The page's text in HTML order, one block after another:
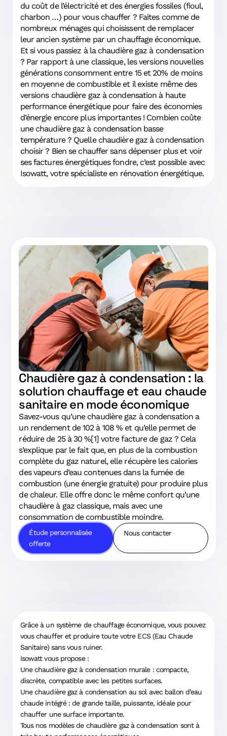
du coût de l’électricité et des énergies fossiles (fioul,
charbon …) pour vous chauffer ? Faites comme de
nombreux ménages qui choisissent de remplacer
leur ancien système par un chauffage économique.
Et si vous passiez à la chaudière gaz à condensation
? Par rapport à une classique, les versions nouvelles
générations consomment entre 15 et 20% de moins
en moyenne de combustible et il existe même des
versions chaudière gaz à condensation à haute
performance énergétique pour faire des économies
d’énergie encore plus importantes ! Combien coûte
une chaudière gaz à condensation basse
température ? Quelle chaudière gaz à condensation
choisir ? Bien se chauffer sans dépenser plus et voir
ses factures énergétiques fondre, c’est possible avec
Isowatt, votre spécialiste en rénovation énergétique.
Chaudière gaz à condensation : la
solution chauffage et eau chaude
sanitaire en mode économique
Savez-vous qu’une chaudière gaz à condensation a
un rendement de 102 à 108 % et qu’elle permet de
réduire de 25 à 30 %[1] votre facture de gaz ? Cela
s’explique par le fait que, en plus de la combustion
complète du gaz naturel, elle récupère les calories
des vapeurs d’eau contenues dans la fumée de
combustion (une énergie gratuite) pour produire plus
de chaleur. Elle offre donc le même confort qu’une
chaudière à gaz classique, mais avec une
consommation de combustible moindre.
Étude personnalisée
offerte
Nous contacter
Grâce à un système de chauffage économique, vous pouvez
vous chauffer et produire toute votre ECS (Eau Chaude
Sanitaire) sans vous ruiner.
Isowatt vous propose :
Une chaudière gaz à condensation murale : compacte,
discrète, compatible avec les petites surfaces.
Une chaudière gaz à condensation au sol avec ballon d’eau
chaude intégré : de grande taille, puissante, idéale pour
chauffer une surface importante.
Tous nos modèles de chaudière gaz à condensation sont à